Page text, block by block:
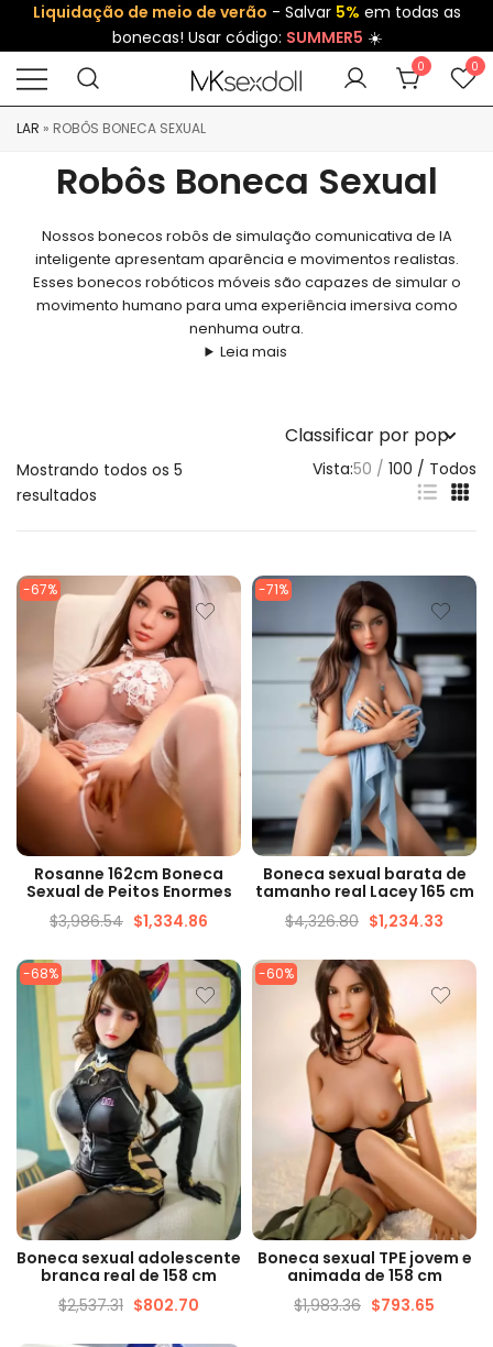
Liquidação de meio de verão - Salvar 5% em todas as
bonecas! Usar código: SUMMER5 ☀️
0 0
LAR » ROBÔS BONECA SEXUAL
Robôs Boneca Sexual
Nossos bonecos robôs de simulação comunicativa de IA
inteligente apresentam aparência e movimentos realistas.
Esses bonecos robóticos móveis são capazes de simular o
movimento humano para uma experiência imersiva como
nenhuma outra.
Leia mais
Mostrando todos os 5
resultados
Vista:50 100 Todos
-67%
VISUALIZAÇÃO RÁPIDA
Rosanne 162cm Boneca
Sexual de Peitos Enormes
$3,986.54 $1,334.86
-71%
VISUALIZAÇÃO RÁPIDA
Boneca sexual barata de
tamanho real Lacey 165 cm
$4,326.80 $1,234.33
-68%
VISUALIZAÇÃO RÁPIDA
Boneca sexual adolescente
branca real de 158 cm
$2,537.31 $802.70
-60%
VISUALIZAÇÃO RÁPIDA
Boneca sexual TPE jovem e
animada de 158 cm
$1,983.36 $793.65